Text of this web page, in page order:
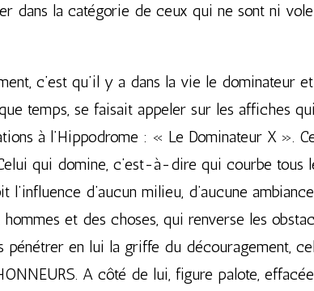
dans la catégorie de ceux qui ne sont ni
c’est qu’il y a dans la vie le dominateur
temps, se faisait appeler sur les affiches qui
à l’Hippodrome : « Le Dominateur X ».
qui domine, c’est-à-dire qui courbe tous
l’influence d’aucun milieu, d’aucune
et des choses, qui renverse les
pénétrer en lui la griffe du découragement,
A côté de lui, figure palote,